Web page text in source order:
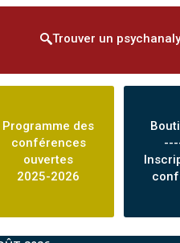
Trouver un
Programme des
conférences
ouvertes
2025-2026